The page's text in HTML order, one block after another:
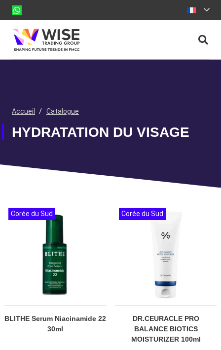
Accueil / Catalogue
HYDRATATION DU VISAGE
BLITHE Serum Niacinamide 22
30ml
Corée du Sud
DR.CEURACLE PRO
BALANCE BIOTICS
MOISTURIZER 100ml
Corée du Sud